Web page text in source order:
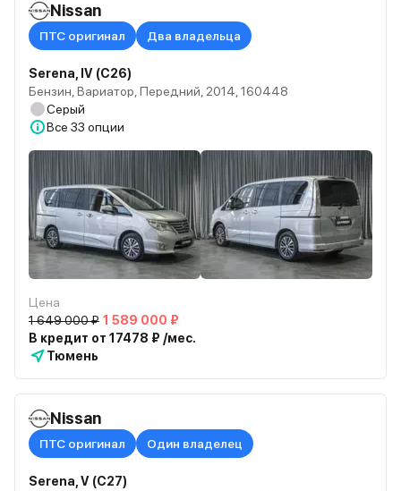
Nissan
ПТС оригинал Два владельца
Serena, IV (C26)
Бензин, Вариатор, Передний, 2014, 160448
Серый
Все 33 опции
Цена
1 649 000 ₽ 1 589 000 ₽
В кредит от 17478 ₽ /мес.
Тюмень
Nissan
ПТС оригинал Один владелец
Serena, V (C27)